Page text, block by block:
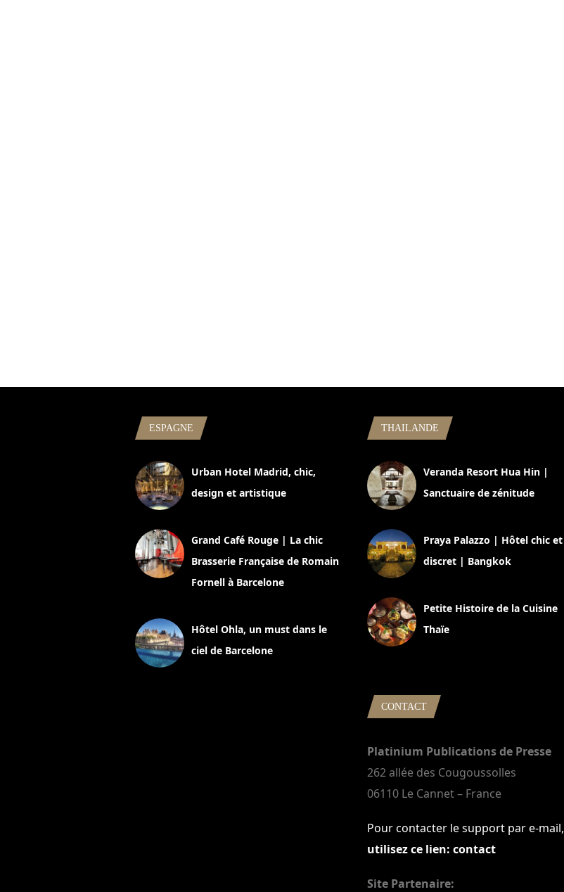
ESPAGNE
Urban Hotel Madrid, chic,
design et artistique
Grand Café Rouge | La chic
Brasserie Française de Romain
Fornell à Barcelone
Hôtel Ohla, un must dans le
ciel de Barcelone
THAILANDE
Veranda Resort Hua Hin |
Sanctuaire de zénitude
Praya Palazzo | Hôtel chic et
discret | Bangkok
Petite Histoire de la Cuisine
Thaïe
CONTACT
Platinium Publications de Presse
262 allée des Cougoussolles
06110 Le Cannet – France
Pour contacter le support par e-mail,
utilisez ce lien: contact
Site Partenaire: